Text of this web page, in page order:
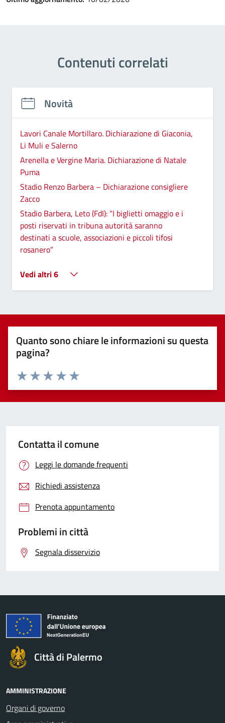
Contenuti correlati
Novità
Lavori Canale Mortillaro. Dichiarazione di Giaconia,
Li Muli e Salerno
Arenella e Vergine Maria. Dichiarazione di Natale
Puma
Stadio Renzo Barbera – Dichiarazione consigliere
Zacco
Stadio Barbera, Leto (FdI): “I biglietti omaggio e i
posti riservati in tribuna autorità saranno
destinati a scuole, associazioni e piccoli tifosi
rosanero”
Vedi altri 6
Quanto sono chiare le informazioni su questa
pagina?
Valuta 5 stelle su 5
Valuta 4 stelle su 5
Valuta 3 stelle su 5
Valuta 2 stelle su 5
Valuta 1 stelle su 5
Contatta il comune
Leggi le domande frequenti
Richiedi assistenza
Prenota appuntamento
Problemi in città
Segnala disservizio
Città di Palermo
AMMINISTRAZIONE
Organi di governo